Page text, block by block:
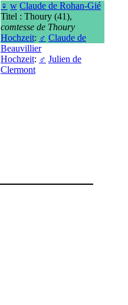
♀ w Claude de Rohan-Gié
Titel : Thoury (41),
comtesse de Thoury
Hochzeit: ♂ Claude de
Beauvillier
Hochzeit: ♂ Julien de
Clermont